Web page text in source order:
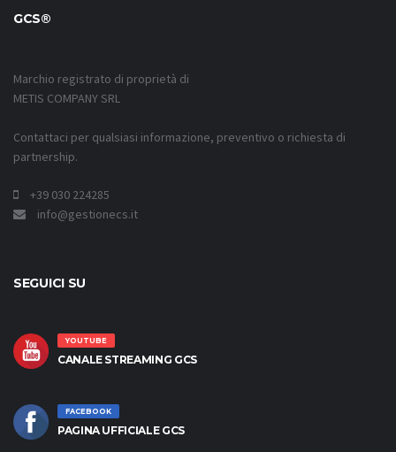
GCS®
Marchio registrato di proprietà di
METIS COMPANY SRL
Contattaci per qualsiasi informazione, preventivo o richiesta di
partnership.
+39 030 224285
info@gestionecs.it
SEGUICI SU
YOUTUBE
CANALE STREAMING GCS
FACEBOOK
PAGINA UFFICIALE GCS